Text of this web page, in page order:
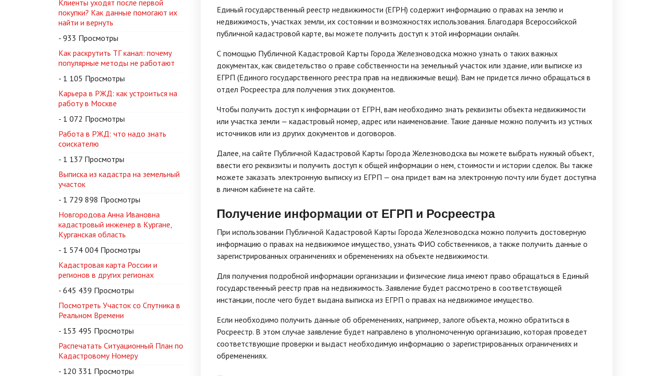
Единый государственный реестр недвижимости (ЕГРН) содержит информацию о правах на землю и
недвижимость, участках земли, их состоянии и возможностях использования. Благодаря Всероссийской
публичной кадастровой карте, вы можете получить доступ к этой информации онлайн.
С помощью Публичной Кадастровой Карты Города Железноводска можно узнать о таких важных
документах, как свидетельство о праве собственности на земельный участок или здание, или выписке из
ЕГРП (Единого государственного реестра прав на недвижимые вещи). Вам не придется лично обращаться в
отдел Росреестра для получения этих документов.
Чтобы получить доступ к информации от ЕГРН, вам необходимо знать реквизиты объекта недвижимости
или участка земли — кадастровый номер, адрес или наименование. Такие данные можно получить из устных
источников или из других документов и договоров.
Далее, на сайте Публичной Кадастровой Карты Города Железноводска вы можете выбрать нужный объект,
ввести его реквизиты и получить доступ к общей информации о нем, стоимости и истории сделок. Вы также
можете заказать электронную выписку из ЕГРП — она придет вам на электронную почту или будет доступна
в личном кабинете на сайте.
Получение информации от ЕГРП и Росреестра
При использовании Публичной Кадастровой Карты Города Железноводска можно получить достоверную
информацию о правах на недвижимое имущество, узнать ФИО собственников, а также получить данные о
зарегистрированных ограничениях и обременениях на объекте недвижимости.
Для получения подробной информации организации и физические лица имеют право обращаться в Единый
государственный реестр прав на недвижимость. Заявление будет рассмотрено в соответствующей
инстанции, после чего будет выдана выписка из ЕГРП о правах на недвижимое имущество.
Если необходимо получить данные об обременениях, например, залоге объекта, можно обратиться в
Росреестр. В этом случае заявление будет направлено в уполномоченную организацию, которая проведет
соответствующие проверки и выдаст необходимую информацию о зарегистрированных ограничениях и
обременениях.
Клиенты уходят после первой
покупки? Как данные помогают их
найти и вернуть
- 933 Просмотры
Как раскрутить ТГ канал: почему
популярные методы не работают
- 1 105 Просмотры
Карьера в РЖД: как устроиться на
работу в Москве
- 1 072 Просмотры
Работа в РЖД: что надо знать
соискателю
- 1 137 Просмотры
Выписка из кадастра на земельный
участок
- 1 729 898 Просмотры
Новгородова Анна Ивановна
кадастровый инженер в Кургане,
Курганская область
- 1 574 004 Просмотры
Кадастровая карта России и
регионов в других регионах
- 645 439 Просмотры
Посмотреть Участок со Спутника в
Реальном Времени
- 153 495 Просмотры
Распечатать Ситуационный План по
Кадастровому Номеру
- 120 331 Просмотры